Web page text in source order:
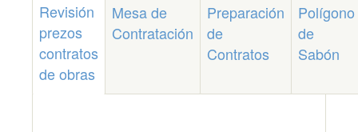
Revisión
prezos
contratos
de obras
Mesa de
Contratación
Preparación
de
Contratos
Polígono
de
Sabón